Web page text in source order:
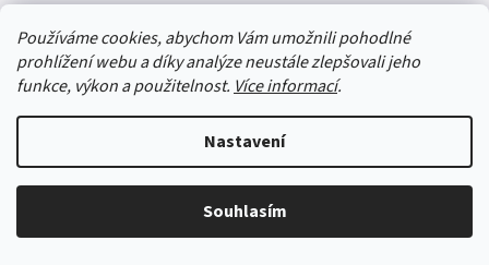
Používáme cookies, abychom Vám umožnili pohodlné
prohlížení webu a díky analýze neustále zlepšovali jeho
funkce, výkon a použitelnost. Více informací.
Nastavení
Souhlasím